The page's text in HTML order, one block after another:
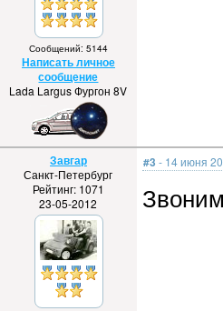
Сообщений: 5144
Написать личное
сообщение
Lada Largus Фургон 8V
Завгар
Санкт-Петербург
Рейтинг: 1071
23-05-2012
#3 - 14 июня